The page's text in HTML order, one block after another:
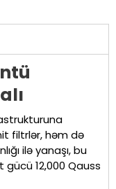
filtrlər, həm də
ilə yanaşı, bu
12,000 Qauss